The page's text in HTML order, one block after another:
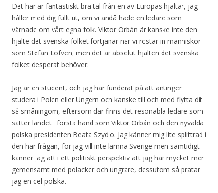
Det här är fantastiskt bra tal från en av Europas hjältar, jag
håller med dig fullt ut, om vi ändå hade en ledare som
värnade om vårt egna folk. Viktor Orbán är kanske inte den
hjälte det svenska folket förtjänar när vi röstar in människor
som Stefan Löfven, men det är absolut hjälten det svenska
folket desperat behöver.
Jag är en student, och jag har funderat på att antingen
studera i Polen eller Ungern och kanske till och med flytta dit
så småningom, eftersom där finns det resonabla ledare som
sätter landet i första hand som Viktor Orbán och den nyvalda
polska presidenten Beata Szydlo. Jag känner mig lite splittrad i
den här frågan, för jag vill inte lämna Sverige men samtidigt
känner jag att i ett politiskt perspektiv att jag har mycket mer
gemensamt med polacker och ungrare, dessutom så pratar
jag en del polska.